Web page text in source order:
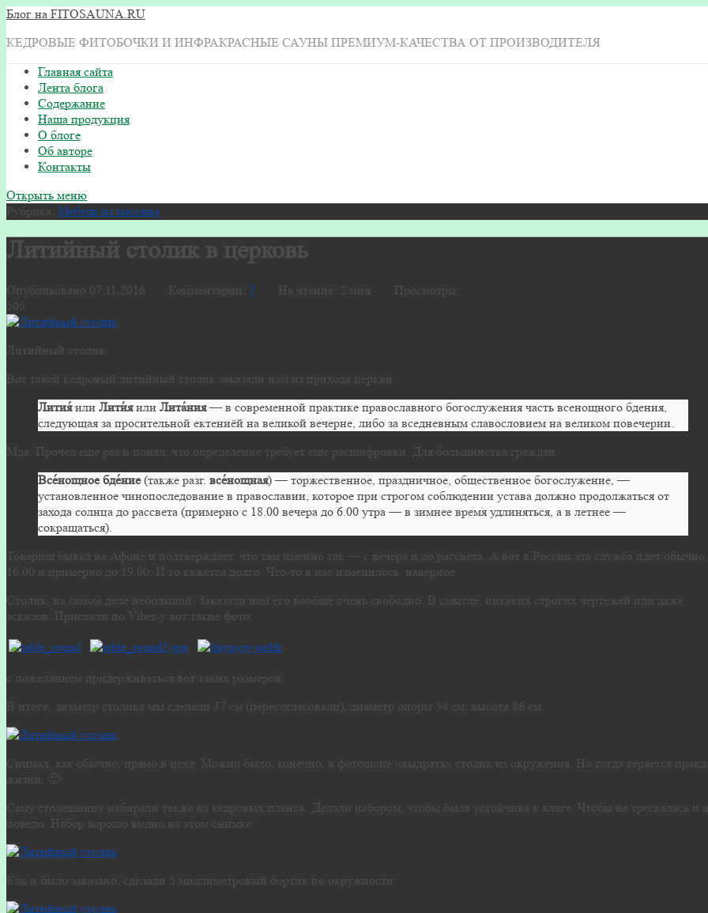
Блог на FITOSAUNA.RU
КЕДРОВЫЕ ФИТОБОЧКИ И ИНФРАКРАСНЫЕ САУНЫ ПРЕМИУМ-КАЧЕСТВА ОТ ПРОИЗВОДИТЕЛЯ
Главная сайта
Лента блога
Содержание
Наша продукция
О блоге
Об авторе
Контакты
Открыть меню
Рубрика: Мебель из массива
Литийный столик в церковь
Опубликовано 07.11.2016 · Комментарии: 7 · На чтение: 2 мин · Просмотры:
505
Литийный столик
Вот такой кедровый литийный столик заказали нам из прихода церкви.
Лития́или Лити́яили Лита́ния— в современной практике православного богослужения часть всенощного бдения,
следующая за просительной ектениёй на великой вечерне, либо за вседневным славословием на великом повечерии.
Мда. Прочел еще раз и понял, что определение требует еще расшифровки. Для большинства граждан.
Все́нощное бде́ние(также разг. все́нощная) — торжественное, праздничное, общественное богослужение, —
установленное чинопоследование в православии, которое при строгом соблюдении устава должно продолжаться от
захода солнца до рассвета (примерно с 18.00 вечера до 6.00 утра — в зимнее время удлиняться, а в летнее —
сокращаться).
Товарищ бывал на Афоне и подтверждает, что там именно так — с вечера и до рассвета. А вот в России эта служба идет обычно
16.00 и примерно до 19.00. И то кажется долго. Что-то в нас изменилось, наверное.
Столик, на самом деле небольшой. Заказали нам его вообще очень свободно. В смысле, никаких строгих чертежей или даже
эскизов. Прислали по Viber-у вот такие фото:
с пожеланием придерживаться вот таких размеров.
В итоге, диаметр столика мы сделали 37 см (пересогласовали), диаметр опоры 54 см, высота 86 см.
Снимал, как обычно, прямо в цехе. Можно было, конечно, в фотошопе «выдрать» столик из окружения. Но тогда теряется
жизни. 🙂
Саму столешницу набирали также из кедровых планок. Делали набором, чтобы была устойчива к влаге. Чтобы не трескалась и
повело. Набор хорошо видно на этом снимке:
Как и было заказано, сделали 5 миллиметровый бортик по окружности: